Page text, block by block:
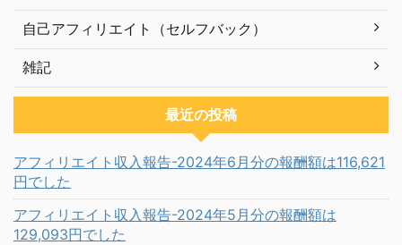
自己アフィリエイト（セルフバック）
雑記
最近の投稿
アフィリエイト収入報告-2024年6月分の報酬額は116,621
円でした
アフィリエイト収入報告-2024年5月分の報酬額は
129,093円でした